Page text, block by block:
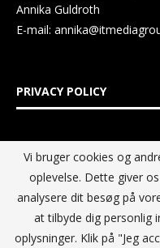
Annika Guldroth
E-mail:
PRIVACY POLICY
IT MEDIA GROUP Data
Vi bruger cookies og
oplevelse. Dette giver
analysere dit besøg på
at tilbyde dig personlig
oplysninger. Klik på "Jeg